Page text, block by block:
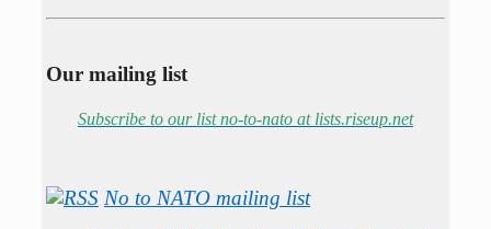
Our mailing list
Subscribe to our list no-to-nato at lists.riseup.net
No to NATO mailing list